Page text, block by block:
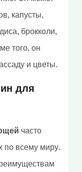
капусты,
брокколи,
того, он
и цветы.
для
часто
по всему миру.